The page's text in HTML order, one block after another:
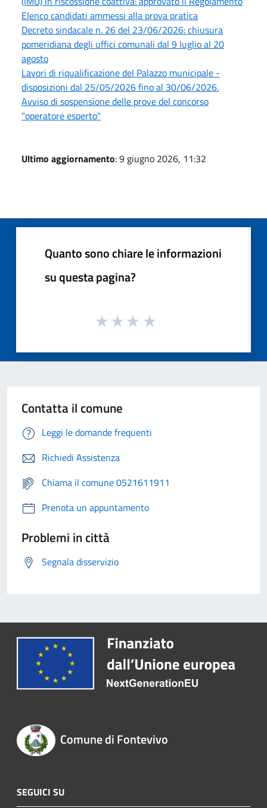
Elenco candidati ammessi alla prova pratica
Decreto sindacale n. 26 del 23/06/2026: chiusura
pomeridiana degli uffici comunali dal 9 luglio al 20
agosto
Lavori di riqualificazione del Palazzo municipale -
disposizioni dal 25/05/2026 fino al 30/06/2026.
Avviso di sospensione delle prove del concorso
"operatore esperto"
Ultimo aggiornamento: 9 giugno 2026, 11:32
Quanto sono chiare le informazioni
su questa pagina?
Contatta il comune
Leggi le domande frequenti
Richiedi Assistenza
Chiama il comune 0521611911
Prenota un appuntamento
Problemi in città
Segnala disservizio
Comune di Fontevivo
SEGUICI SU